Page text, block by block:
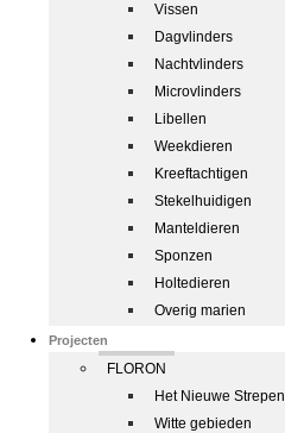
Vissen
Dagvlinders
Nachtvlinders
Microvlinders
Libellen
Weekdieren
Kreeftachtigen
Stekelhuidigen
Manteldieren
Sponzen
Holtedieren
Overig marien
Projecten
FLORON
Het Nieuwe Strepen
Witte gebieden